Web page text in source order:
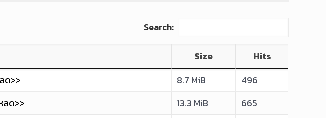
Search:
Size
Hits
ด>>
8.7 MiB
496
ลด>>
13.3 MiB
665